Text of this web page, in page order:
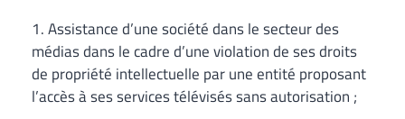
1. Assistance d’une société dans le secteur des
médias dans le cadre d’une violation de ses droits
de propriété intellectuelle par une entité proposant
l’accès à ses services télévisés sans autorisation ;